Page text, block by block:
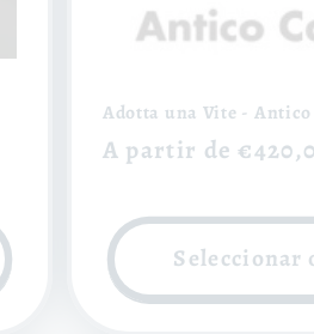
Adotta una Vite - Antico
Precio
A partir de
Seleccionar